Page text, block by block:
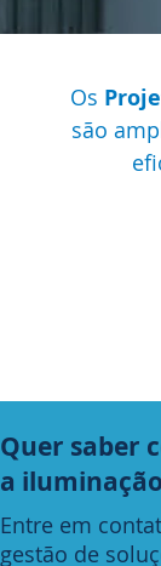
Os
são
Quer saber
a
Entre em
gestão de